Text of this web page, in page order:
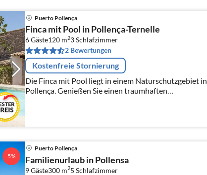
Puerto Pollença
Finca mit Pool in Pollença-Ternelle
6 Gäste120 m23Schlafzimmer
2 Bewertungen
Kostenfreie Stornierung
Die Finca mit Pool liegt in einem Naturschutzgebiet in
Pollença. Genießen Sie einen traumhaften
5%
Puerto Pollença
Familienurlaub in Pollensa
9 Gäste300 m25 Schlafzimmer